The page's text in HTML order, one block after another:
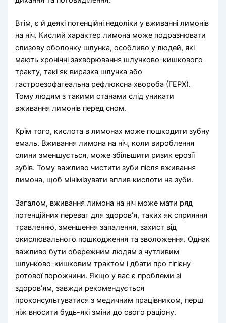
Втім, є й деякі потенційні недоліки у вживанні лимонів
на ніч. Кислий характер лимона може подразнювати
слизову оболонку шлунка, особливо у людей, які
мають хронічні захворювання шлунково-кишкового
тракту, такі як виразка шлунка або
гастроезофагеальна рефлюксна хвороба (ГЕРХ).
Тому людям з такими станами слід уникати
вживання лимонів перед сном.
Крім того, кислота в лимонах може пошкодити зубну
емаль. Вживання лимона на ніч, коли вироблення
слини зменшується, може збільшити ризик ерозії
зубів. Тому важливо чистити зуби після вживання
лимона, щоб мінімізувати вплив кислоти на зуби.
Загалом, вживання лимона на ніч може мати ряд
потенційних переваг для здоров’я, таких як сприяння
травленню, зменшення запалення, захист від
окислювального пошкодження та зволоження. Однак
важливо бути обережним людям з чутливим
шлунково-кишковим трактом і дбати про гігієну
ротової порожнини. Якщо у вас є проблеми зі
здоров’ям, завжди рекомендується
проконсультуватися з медичним працівником, перш
ніж вносити будь-які зміни до свого раціону.